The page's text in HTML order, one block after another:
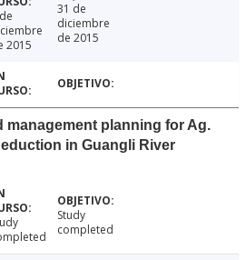
2015
31 de
diciembre
de 2015
management planning for Ag.
in Guangli River
Study
completed